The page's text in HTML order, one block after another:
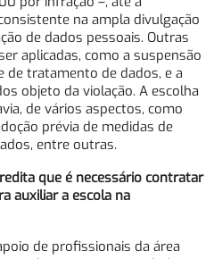
na ampla divulgação
de dados pessoais. Outras
aplicadas, como a suspensão
de tratamento de dados, e a
objeto da violação. A escolha
de vários aspectos, como
prévia de medidas de
entre outras.
que é necessário contratar
auxiliar a escola na
de profissionais da área